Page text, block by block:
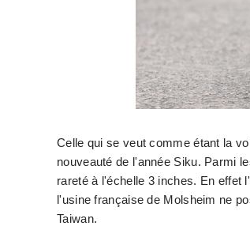
Celle qui se veut comme étant la
nouveauté de l'année Siku. Parmi
rareté à l'échelle 3 inches. En effet
l'usinefrançaise de Molsheim ne
Taiwan.